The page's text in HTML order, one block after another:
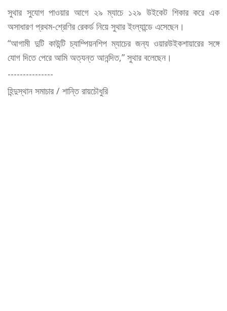
সুথার সুযোগ পাওয়ার আগে ২৯ ম্যাচে ১২৯ উইকেট শিকার করে এক
অসাধারণ প্রথম-শ্রেণির রেকর্ড নিয়ে সুথার ইংল্যান্ডে এসেছেন।
“আগামী দুটি কাউন্টি চ্যাম্পিয়নশিপ ম্যাচের জন্য ওয়ারউইকশায়ারের সঙ্গে
যোগ দিতে পেরে আমি অত্যন্ত আনন্দিত,” সুথার বলেছেন।
---------------
হিন্দুস্থান সমাচার / শান্তি রায়চৌধুরি